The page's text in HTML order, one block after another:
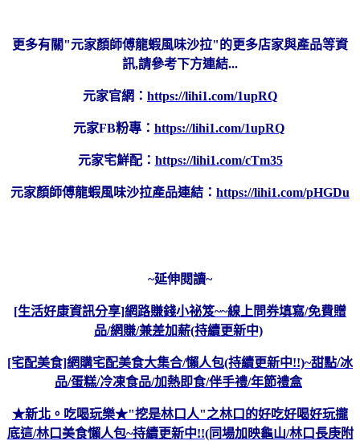
更多有關"元家顏師傅龍蝦風味沙拉"的更多店家與產品等資
訊,請參考下方連結...
元家官網： https://lihi1.com/1upRQ
元家FB粉專： https://lihi1.com/1upRQ
元家宅鮮配： https://lihi1.com/cTm35
元家顏師傅龍蝦風味沙拉產品連結： https://lihi1.com/pHGDu
~延伸閱讀~
[生活好康資訊分享]網路賺錢小祕笈~~線上問券填寫/免費贈
品/網賺/兼差加薪(持續更新中)
[宅配美食]網購宅配美食大集合/懶人包(持續更新中!!)~甜點/冰
品/蛋糕/冷凍食品/加熱即食/伴手禮/年節禮盒
★新北。吃喝玩樂★"挖是林口人"之林口的好吃好喝好玩攏
底這/林口美食懶人包~持續更新中!!(同場加映龜山/林口長庚附